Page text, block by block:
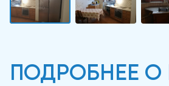
ПОДРОБНЕЕ О